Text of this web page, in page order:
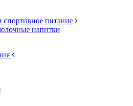
питание
напитки